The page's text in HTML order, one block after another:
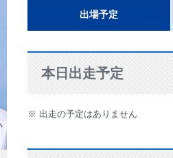
出場予定
本日出走予定
※ 出走の予定はありません